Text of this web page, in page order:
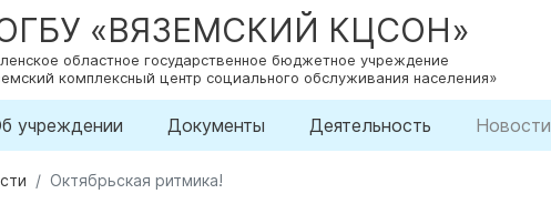
«ВЯЗЕМСКИЙ КЦСОН»
областное государственное бюджетное учреждение
комплексный центр социального обслуживания населения»
учреждении Документы Деятельность Новости
Октябрьская ритмика!